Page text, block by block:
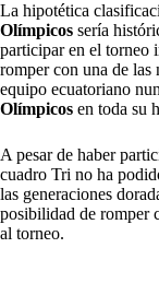
La hipotética
Olímpicos sería
participar en el torneo
romper con una de las
equipo ecuatoriano
Olímpicos en toda su
A pesar de haber
cuadro Tri no ha
las generaciones
posibilidad de romper
al torneo.